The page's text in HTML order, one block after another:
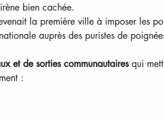
bien cachée.
la première ville à imposer les
auprès des puristes de
et de sorties communautaires qui
: